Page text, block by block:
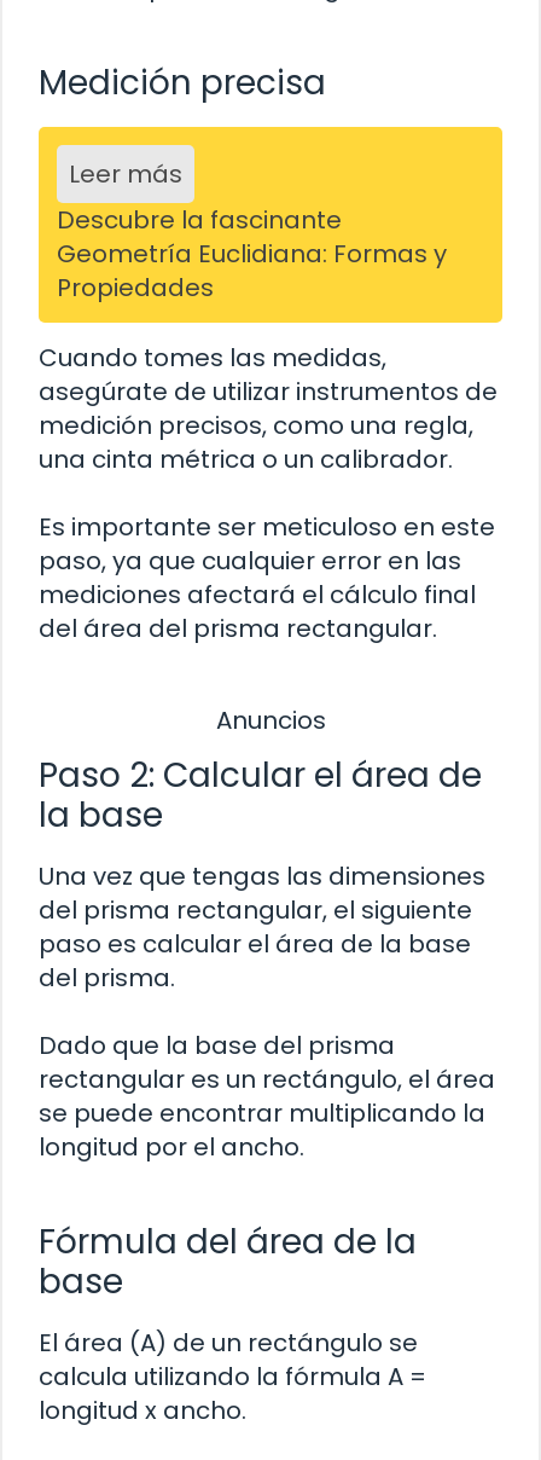
Medición precisa
Leer más
Descubre la fascinante
Geometría Euclidiana: Formas y
Propiedades
Cuando tomes las medidas,
asegúrate de utilizar instrumentos de
medición precisos, como una regla,
una cinta métrica o un calibrador.
Es importante ser meticuloso en este
paso, ya que cualquier error en las
mediciones afectará el cálculo final
del área del prisma rectangular.
Anuncios
Paso 2: Calcular el área de
la base
Una vez que tengas las dimensiones
del prisma rectangular, el siguiente
paso es calcular el área de la base
del prisma.
Dado que la base del prisma
rectangular es un rectángulo, el área
se puede encontrar multiplicando la
longitud por el ancho.
Fórmula del área de la
base
El área (A) de un rectángulo se
calcula utilizando la fórmula A =
longitud x ancho.